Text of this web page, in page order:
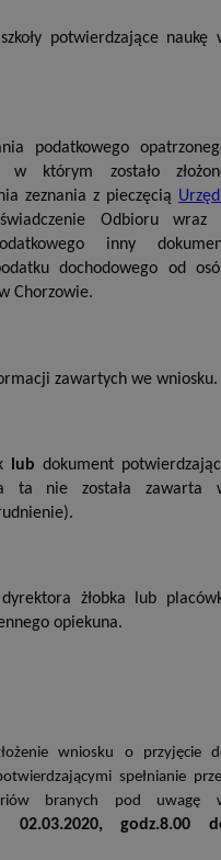
potwierdzające naukę
podatkowego
w którym zostało
zeznania z pieczęcią
Odbioru wraz
inny
dochodowego od
Chorzowie.
zawartych we wniosku.
lub dokument
ta nie została zawarta
żłobka lub
opiekuna.
wniosku o przyjęcie
spełnianie
branych pod uwagę
02.03.2020, godz.8.00